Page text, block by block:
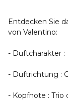
Entdecken Sie
von Valentino:
- Duftcharakter
- Duftrichtung :
- Kopfnote : Trio